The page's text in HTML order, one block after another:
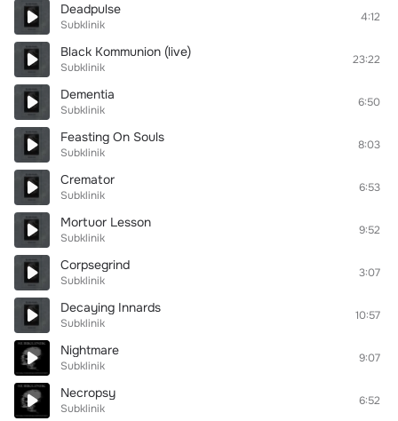
Deadpulse
Subklinik
4:12
Black Kommunion (live)
Subklinik
23:22
Dementia
Subklinik
6:50
Feasting On Souls
Subklinik
8:03
Cremator
Subklinik
6:53
Mortuor Lesson
Subklinik
9:52
Corpsegrind
Subklinik
3:07
Decaying Innards
Subklinik
10:57
Nightmare
Subklinik
9:07
Necropsy
Subklinik
6:52